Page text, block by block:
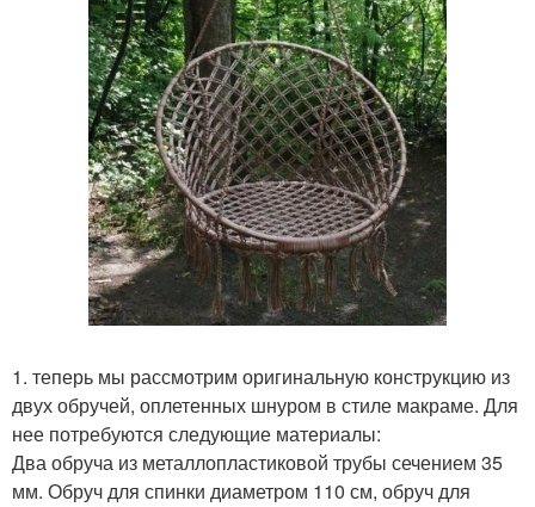
1. теперь мы рассмотрим оригинальную конструкцию из
двух обручей, оплетенных шнуром в стиле макраме. Для
нее потребуются следующие материалы:
Два обруча из металлопластиковой трубы сечением 35
мм. Обруч для спинки диаметром 110 см, обруч для